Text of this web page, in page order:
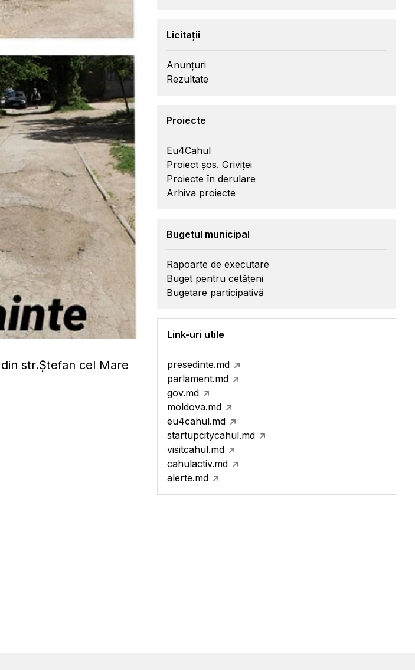
str.Ștefan cel Mare
Licitații
Anunțuri
Rezultate
Proiecte
Eu4Cahul
Proiect șos. Griviței
Proiecte în derulare
Arhiva proiecte
Bugetul municipal
Rapoarte de executare
Buget pentru cetățeni
Bugetare participativă
Link-uri utile
presedinte.md
parlament.md
gov.md
moldova.md
eu4cahul.md
startupcitycahul.md
visitcahul.md
cahulactiv.md
alerte.md